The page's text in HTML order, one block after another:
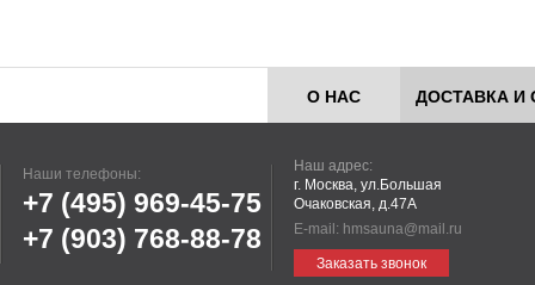
О НАС ДОСТАВКА И
Наши телефоны:
+7 (495) 969-45-75
+7 (903) 768-88-78
Наш адрес:
г. Москва, ул.Большая
Очаковская, д.47А
E-mail: hmsauna@mail.ru
Заказать звонок